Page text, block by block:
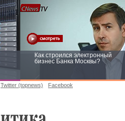
Как строился электронный
бизнес Банка Москвы?
Twitter (topnews) Facebook